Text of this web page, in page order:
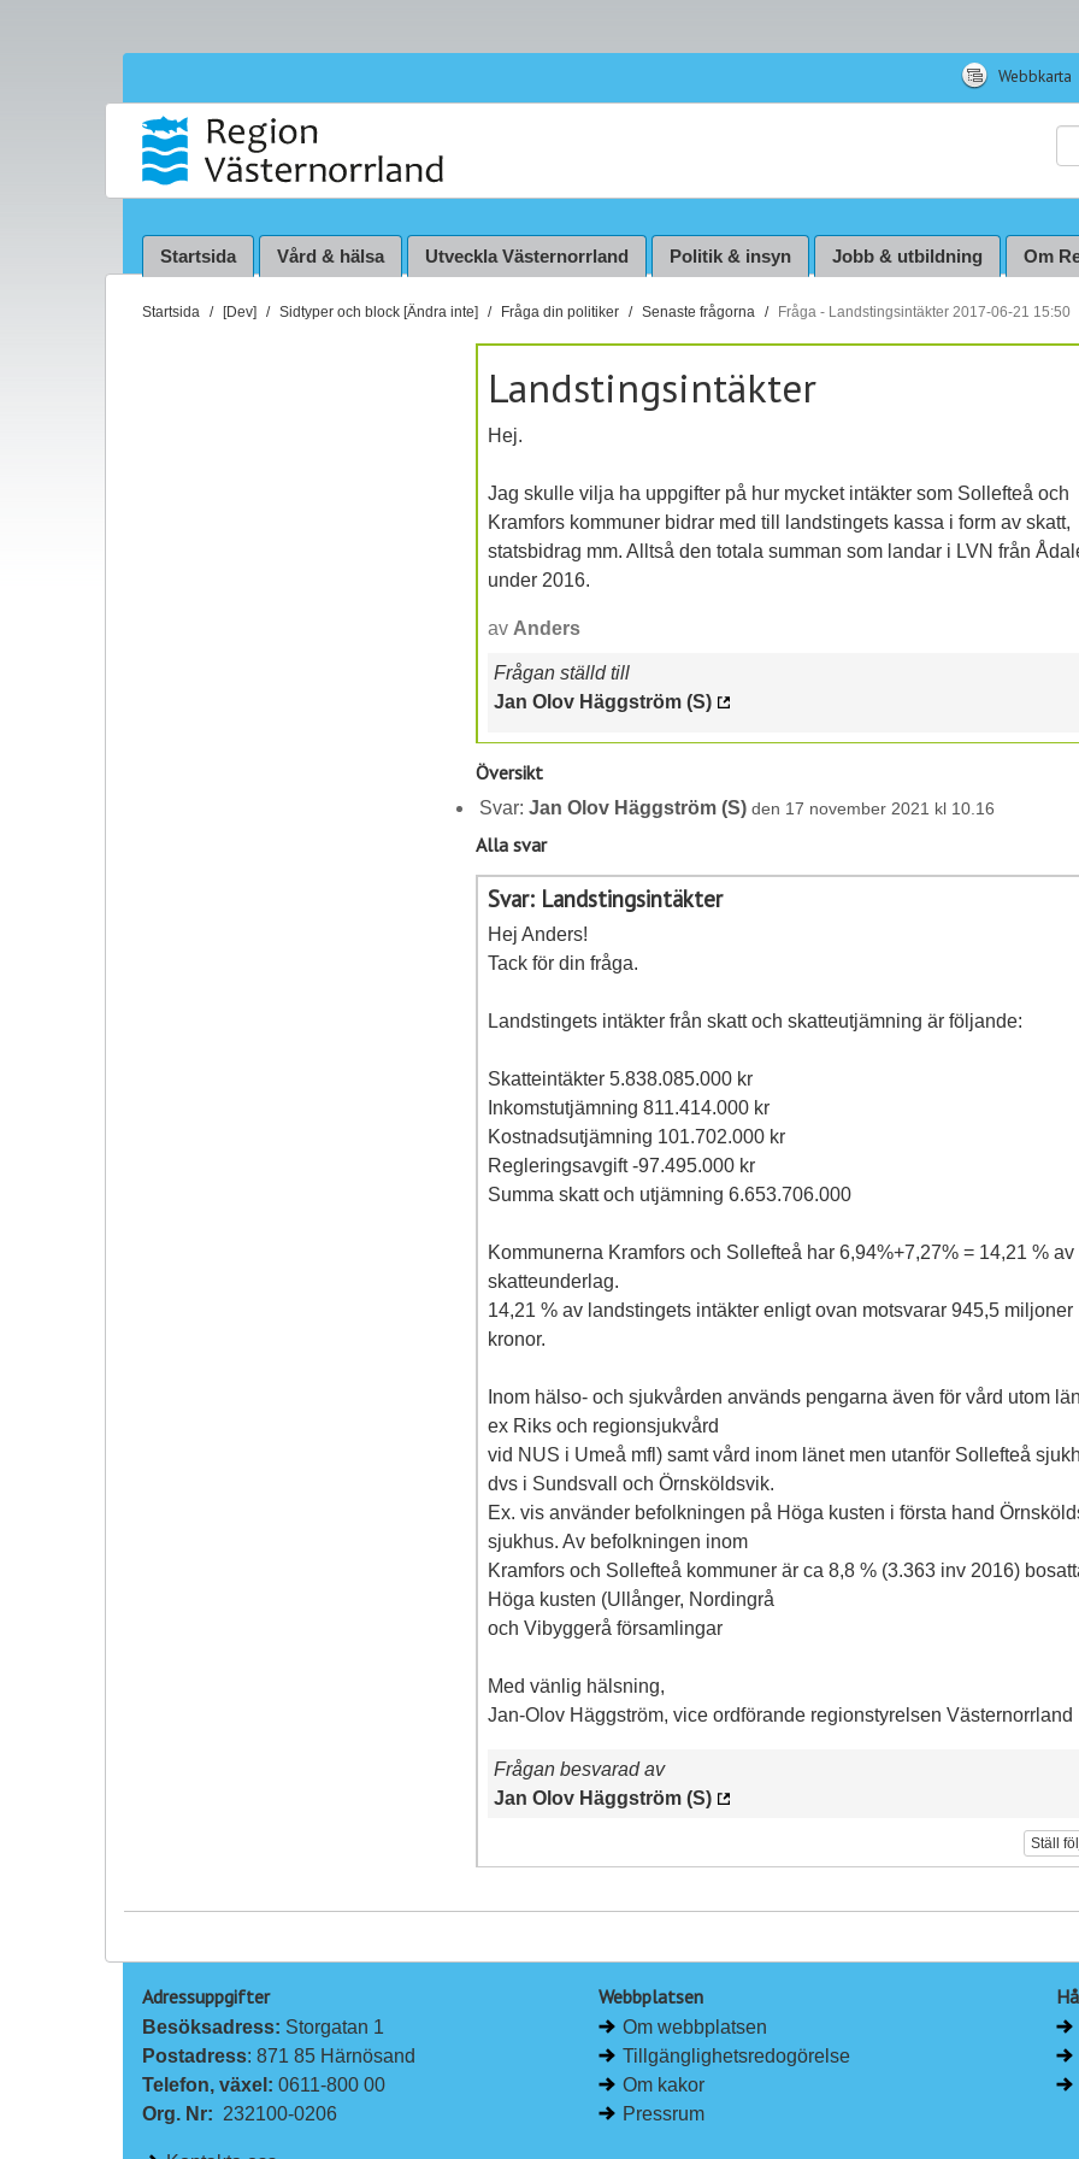
Webbkarta
Startsida Vård & hälsa Utveckla Västernorrland Politik & insyn Jobb & utbildning Om
D
Startsida [Dev] Sidtyper och block [Ändra inte] Fråga din politiker Senaste frågorna Fråga - Landstingsintäkter 2017-06-21 15:50
Landstingsintäkter
Hej.
Jag skulle vilja ha uppgifter på hur mycket intäkter som Sollefteå och
Kramfors kommuner bidrar med till landstingets kassa i form av skatt,
statsbidrag mm. Alltså den totala summan som landar i LVN från
under 2016.
av Anders
Frågan ställd till
Jan Olov Häggström (S)
Översikt
Svar:Jan Olov Häggström (S) den 17 november 2021 kl 10.16
Alla svar
Svar: Landstingsintäkter
Hej Anders!
Tack för din fråga.
Landstingets intäkter från skatt och skatteutjämning är följande:
Skatteintäkter 5.838.085.000 kr
Inkomstutjämning 811.414.000 kr
Kostnadsutjämning 101.702.000 kr
Regleringsavgift -97.495.000 kr
Summa skatt och utjämning 6.653.706.000
Kommunerna Kramfors och Sollefteå har 6,94%+7,27% = 14,21 %
skatteunderlag.
14,21 % av landstingets intäkter enligt ovan motsvarar 945,5 miljoner
kronor.
Inom hälso- och sjukvården används pengarna även för vård utom
ex Riks och regionsjukvård
vid NUS i Umeå mfl) samt vård inom länet men utanför Sollefteå
dvs i Sundsvall och Örnsköldsvik.
Ex. vis använder befolkningen på Höga kusten i första hand
sjukhus. Av befolkningen inom
Kramfors och Sollefteå kommuner är ca 8,8 % (3.363 inv 2016)
Höga kusten (Ullånger, Nordingrå
och Vibyggerå församlingar
Med vänlig hälsning,
Jan-Olov Häggström, vice ordförande regionstyrelsen Västernorrland
Frågan besvarad av
Jan Olov Häggström (S)
Ställ
Adressuppgifter
Besöksadress: Storgatan 1
Postadress: 871 85 Härnösand
Telefon, växel: 0611-800 00
Org. Nr: 232100-0206
Webbplatsen
Om webbplatsen
Tillgänglighetsredogörelse
Om kakor
Pressrum